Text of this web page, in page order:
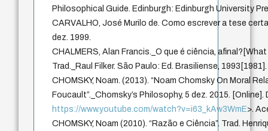
Philosophical Guide. Edinburgh: Edinburgh University
CARVALHO, José Murilo de. Como escrever a tese
dez. 1999.
CHALMERS, Alan Francis._O que é ciência,
Trad._Raul Filker. São Paulo: Ed. Brasiliense,
CHOMSKY, Noam. (2013). “Noam Chomsky On Moral
Foucault”._Chomsky’s Philosophy, 5 dez. 2015. [Online].
https://www.youtube.com/watch?v=i63_kAw3WmE>.
CHOMSKY, Noam (2010). “Razão e Ciência”. Trad.